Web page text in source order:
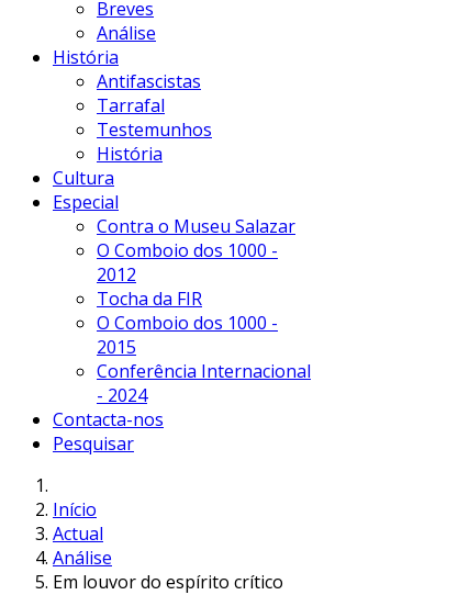
Breves
Análise
História
Antifascistas
Tarrafal
Testemunhos
História
Cultura
Especial
Contra o Museu Salazar
O Comboio dos 1000 -
2012
Tocha da FIR
O Comboio dos 1000 -
2015
Conferência Internacional
- 2024
Contacta-nos
Pesquisar
Início
Actual
Análise
Em louvor do espírito crítico